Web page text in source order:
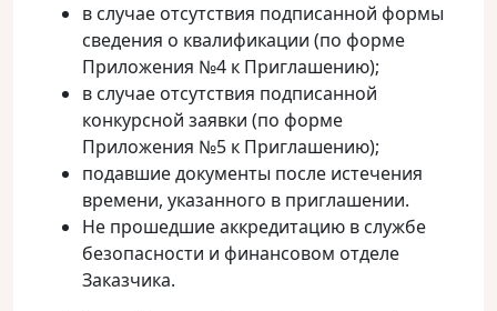
в случае отсутствия подписанной формы
сведения о квалификации (по форме
Приложения №4 к Приглашению);
в случае отсутствия подписанной
конкурсной заявки (по форме
Приложения №5 к Приглашению);
подавшие документы после истечения
времени, указанного в приглашении.
Не прошедшие аккредитацию в службе
безопасности и финансовом отделе
Заказчика.